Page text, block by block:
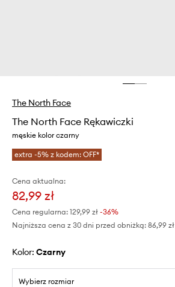
The North Face
The North Face Rękawiczki
męskie kolor czarny
extra -5% z kodem: OFF*
Cena aktualna:
82,99 zł
Cena regularna: 129,99 zł -36%
Najniższa cena z 30 dni przed obniżką: 86,99 zł
Kolor: czarny
Wybierz rozmiar